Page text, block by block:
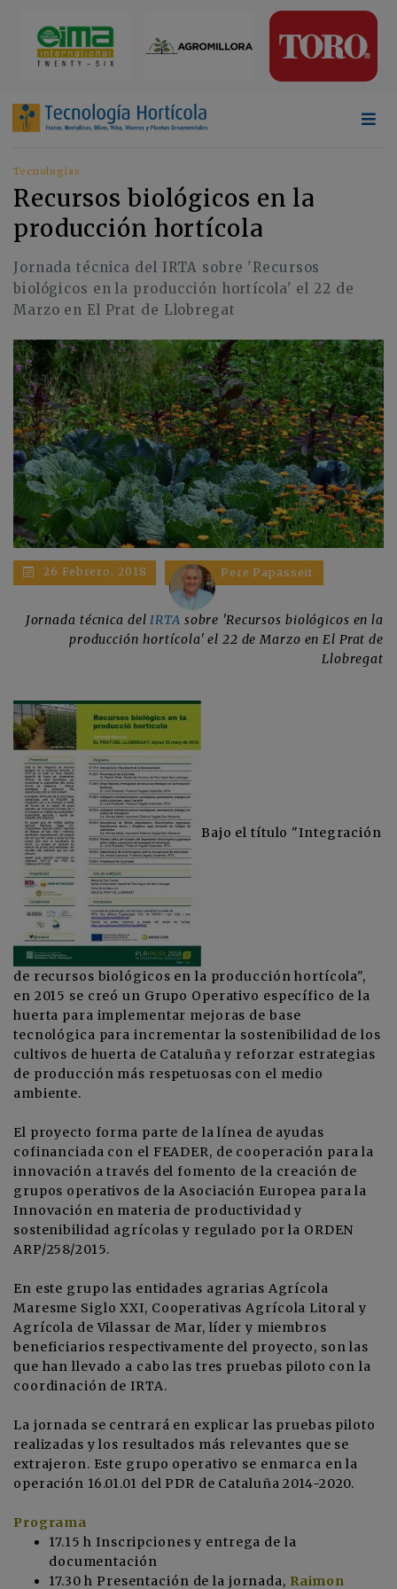
Tecnologías
Recursos biológicos en la
producción hortícola
Jornada técnica del IRTA sobre 'Recursos
biológicos en la producción hortícola' el 22 de
Marzo en El Prat de Llobregat
26 Febrero, 2018 Pere Papasseit
Jornada técnica delIRTA sobre 'Recursos biológicos en la
producción hortícola' el 22 de Marzo en El Prat de
Llobregat
Bajo el título "Integración
de recursos biológicos en la producción hortícola",
en 2015 se creó un Grupo Operativo específico de la
huerta para implementar mejoras de base
tecnológica para incrementar la sostenibilidad de los
cultivos de huerta de Cataluña y reforzar estrategias
de producción más respetuosas con el medio
ambiente.
El proyecto forma parte de la línea de ayudas
cofinanciada con el FEADER, de cooperación para la
innovación a través del fomento de la creación de
grupos operativos de la Asociación Europea para la
Innovación en materia de productividad y
sostenibilidad agrícolas y regulado por la ORDEN
ARP/258/2015.
En este grupo las entidades agrarias Agrícola
Maresme Siglo XXI, Cooperativas Agrícola Litoral y
Agrícola de Vilassar de Mar, líder y miembros
beneficiarios respectivamente del proyecto, son las
que han llevado a cabo las tres pruebas piloto con la
coordinación de IRTA.
La jornada se centrará en explicar las pruebas piloto
realizadas y los resultados más relevantes que se
extrajeron. Este grupo operativo se enmarca en la
operación 16.01.01 del PDR de Cataluña 2014-2020.
Programa
17.15 h Inscripciones y entrega de la
documentación
17.30 h Presentación de la jornada, Raimon